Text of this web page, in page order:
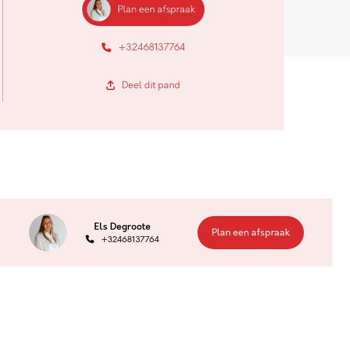
Plan een afspraak
+32468137764
Deel dit pand
Els Degroote
+32468137764
Plan een afspraak